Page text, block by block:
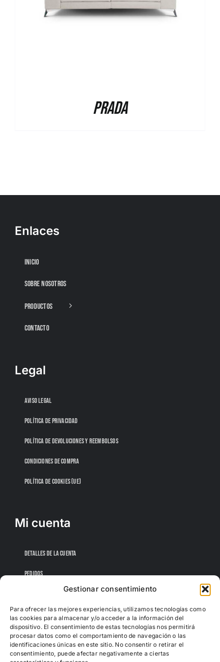
Gestionar consentimiento
Para ofrecer las mejores experiencias, utilizamos tecnologías como
las cookies para almacenar y/o acceder a la información del
dispositivo. El consentimiento de estas tecnologías nos permitirá
procesar datos como el comportamiento de navegación o las
identificaciones únicas en este sitio. No consentir o retirar el
consentimiento, puede afectar negativamente a ciertas
Prada
Enlaces
INICIO
SOBRE NOSOTROS
PRODUCTOS
CONTACTO
Legal
AVISO LEGAL
POLÍTICA DE PRIVACIDAD
POLÍTICA DE DEVOLUCIONES Y REEMBOLSOS
CONDICIONES DE COMPRA
POLÍTICA DE COOKIES (UE)
Mi cuenta
DETALLES DE LA CUENTA
PEDIDOS
CONTRASEÑA PERDIDA